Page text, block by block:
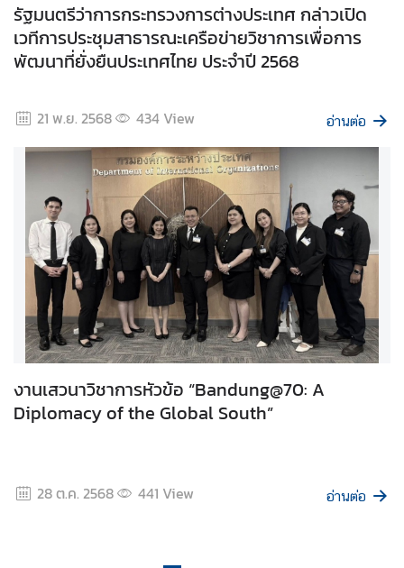
ส่
ง
เ
ริ
ม
คุ
ณ
ธ
ร
ร
ม
แ
ล
ค
ว
า
ม
ง
รัฐมนตรีว่าการกระทรวงการต่างประเทศ กล่าวเปิด
เวทีการประชุมสาธารณะเครือข่ายวิชาการเพื่อการ
พัฒนาที่ยั่งยืนประเทศไทย ประจำปี 2568
21 พ.ย. 2568 434View อ่านต่อ
งานเสวนาวิชาการหัวข้อ “Bandung@70: A
Diplomacy of the Global South”
28 ต.ค. 2568 441 View อ่านต่อ